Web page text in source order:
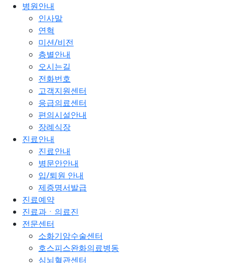
병원안내
인사말
연혁
미션/비전
층별안내
오시는길
전화번호
고객지원센터
응급의료센터
편의시설안내
장례식장
진료안내
진료안내
병문안안내
입/퇴원 안내
제증명서발급
진료예약
진료과ㆍ의료진
전문센터
소화기암수술센터
호스피스완화의료병동
심뇌혈관센터